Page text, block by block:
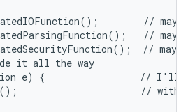
// may
// may
// may
it all the way
e) {                 // I'll
// with